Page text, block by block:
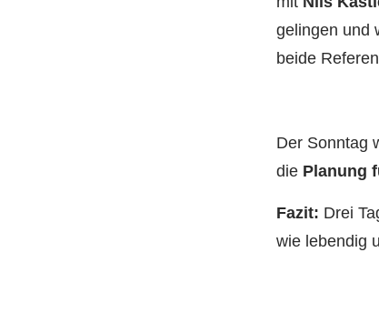
gelingen und
beide
Der Sonntag
die Planung
Fazit: Drei
wie lebendig